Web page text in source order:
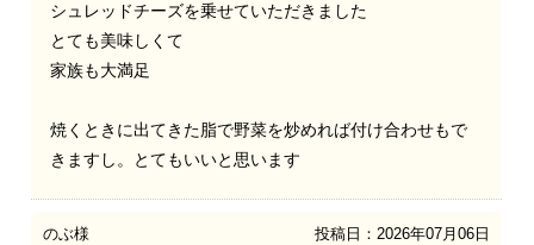
シュレッドチーズを乗せていただきました
とても美味しくて
家族も大満足
焼くときに出てきた脂で野菜を炒めれば付け合わせもで
きますし。とてもいいと思います
のぶ様 投稿日：2026年07月06日